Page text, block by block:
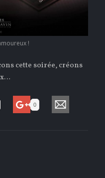
!
cette soirée, créons
0